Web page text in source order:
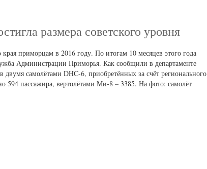
размера советского уровня
приморцам в 2016 году. По итогам 10 месяцев этого года
Администрации Приморья. Как сообщили в департаменте
двумя самолётами DHC-6, приобретённых за счёт регионального
594 пассажира, вертолётами Ми-8 – 3385. На фото: самолёт